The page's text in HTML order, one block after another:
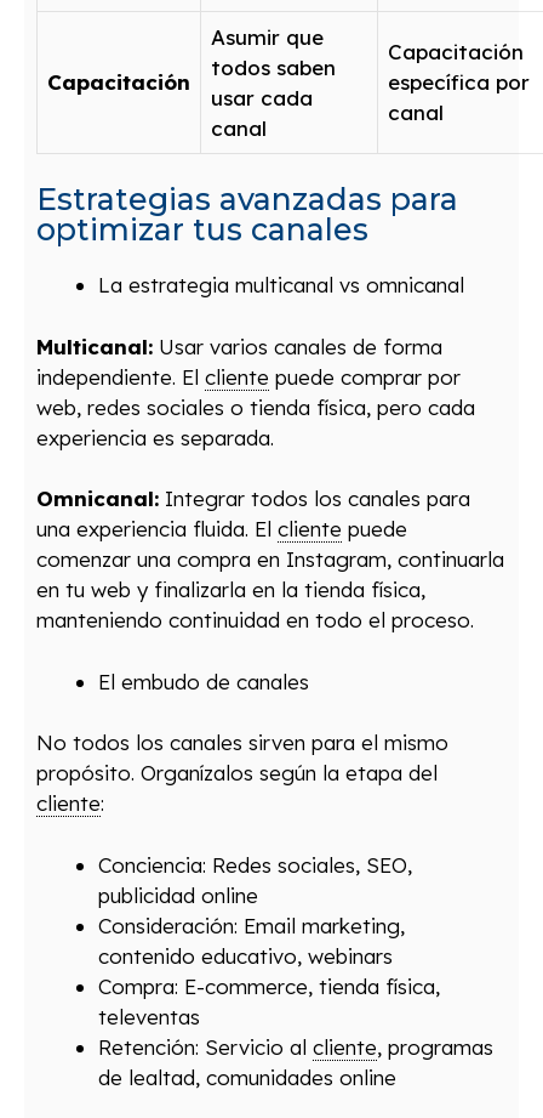
Capacitación
Asumir que
todos saben
usar cada
canal
Capacitación
específica por
canal
Estrategias avanzadas para
optimizar tus canales
La estrategia multicanal vs omnicanal
Multicanal: Usar varios canales de forma
independiente. El cliente puede comprar por
web, redes sociales o tienda física, pero cada
experiencia es separada.
Omnicanal: Integrar todos los canales para
una experiencia fluida. El cliente puede
comenzar una compra en Instagram, continuarla
en tu web y finalizarla en la tienda física,
manteniendo continuidad en todo el proceso.
El embudo de canales
No todos los canales sirven para el mismo
propósito. Organízalos según la etapa del
cliente:
Conciencia: Redes sociales, SEO,
publicidad online
Consideración: Email marketing,
contenido educativo, webinars
Compra: E-commerce, tienda física,
televentas
Retención: Servicio al cliente, programas
de lealtad, comunidades online